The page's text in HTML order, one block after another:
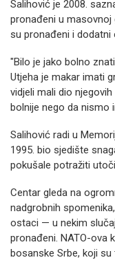
Salihović je 2008.
pronađeni u
su pronađeni i dodatni
"Bilo je jako bolno
Utjeha je makar imati
vidjeli mali dio
bolnije nego da nismo
Salihović radi u
1995. bio sjedište
pokušale potražiti
Centar gleda na
nadgrobnih
ostaci — u nekim
pronađeni. NATO-ova
bosanske Srbe, koji